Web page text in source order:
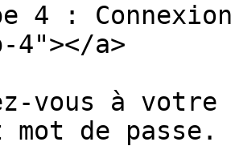
4 :
4"></a>
vous à
de passe.